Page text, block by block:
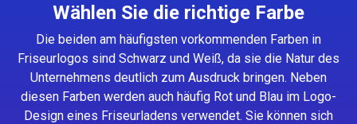
Wählen Sie die richtige Farbe
Die beiden am häufigsten vorkommenden Farben in
Friseurlogos sind Schwarz und Weiß, da sie die Natur des
Unternehmens deutlich zum Ausdruck bringen. Neben
diesen Farben werden auch häufig Rot und Blau im Logo-
Design eines Friseurladens verwendet. Sie können sich